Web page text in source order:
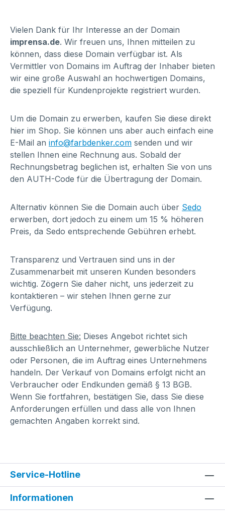
Vielen Dank für Ihr Interesse an der Domain
imprensa.de. Wir freuen uns, Ihnen mitteilen zu
können, dass diese Domain verfügbar ist. Als
Vermittler von Domains im Auftrag der Inhaber bieten
wir eine große Auswahl an hochwertigen Domains,
die speziell für Kundenprojekte registriert wurden.
Um die Domain zu erwerben, kaufen Sie diese direkt
hier im Shop. Sie können uns aber auch einfach eine
E-Mail an info@farbdenker.com senden und wir
stellen Ihnen eine Rechnung aus. Sobald der
Rechnungsbetrag beglichen ist, erhalten Sie von uns
den AUTH-Code für die Übertragung der Domain.
Alternativ können Sie die Domain auch über Sedo
erwerben, dort jedoch zu einem um 15 % höheren
Preis, da Sedo entsprechende Gebühren erhebt.
Transparenz und Vertrauen sind uns in der
Zusammenarbeit mit unseren Kunden besonders
wichtig. Zögern Sie daher nicht, uns jederzeit zu
kontaktieren – wir stehen Ihnen gerne zur
Verfügung.
Bitte beachten Sie: Dieses Angebot richtet sich
ausschließlich an Unternehmer, gewerbliche Nutzer
oder Personen, die im Auftrag eines Unternehmens
handeln. Der Verkauf von Domains erfolgt nicht an
Verbraucher oder Endkunden gemäß § 13 BGB.
Wenn Sie fortfahren, bestätigen Sie, dass Sie diese
Anforderungen erfüllen und dass alle von Ihnen
gemachten Angaben korrekt sind.
Service-Hotline
Informationen